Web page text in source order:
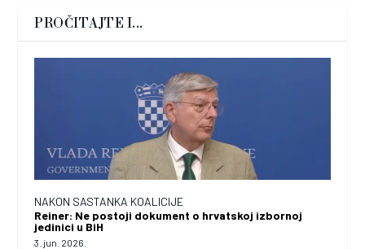
PROČITAJTE I...
NAKON SASTANKA KOALICIJE
Reiner: Ne postoji dokument o hrvatskoj izbornoj
jedinici u BiH
3. jun. 2026.